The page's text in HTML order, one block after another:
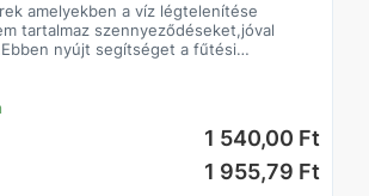
amelyekben a víz légtelenítése
tartalmaz szennyeződéseket,jóval
nyújt segítséget a fűtési
1 540,00 Ft
1 955,79 Ft